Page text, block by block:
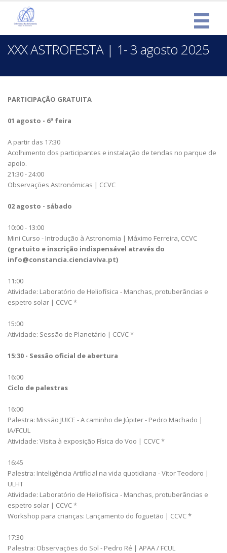
XXX ASTROFESTA | 1- 3 agosto 2025
PARTICIPAÇÃO GRATUITA
01 agosto - 6ª feira
A partir das 17:30
Acolhimento dos participantes e instalação de tendas no parque de
apoio.
21:30 - 24:00
Observações Astronómicas | CCVC
02 agosto - sábado
10:00 - 13:00
Mini Curso - Introdução à Astronomia | Máximo Ferreira, CCVC
(gratuito e inscrição indispensável através do
info@constancia.cienciaviva.pt)
11:00
Atividade: Laboratório de Heliofísica - Manchas, protuberâncias e
espetro solar | CCVC *
15:00
Atividade: Sessão de Planetário | CCVC *
15:30 - Sessão oficial de abertura
16:00
Ciclo de palestras
16:00
Palestra: Missão JUICE - A caminho de Júpiter - Pedro Machado |
IA/FCUL
Atividade: Visita à exposição Física do Voo | CCVC *
16:45
Palestra: Inteligência Artificial na vida quotidiana - Vitor Teodoro |
ULHT
Atividade: Laboratório de Heliofísica - Manchas, protuberâncias e
espetro solar | CCVC *
Workshop para crianças: Lançamento do foguetão | CCVC *
17:30
Palestra: Observações do Sol - Pedro Ré | APAA / FCUL